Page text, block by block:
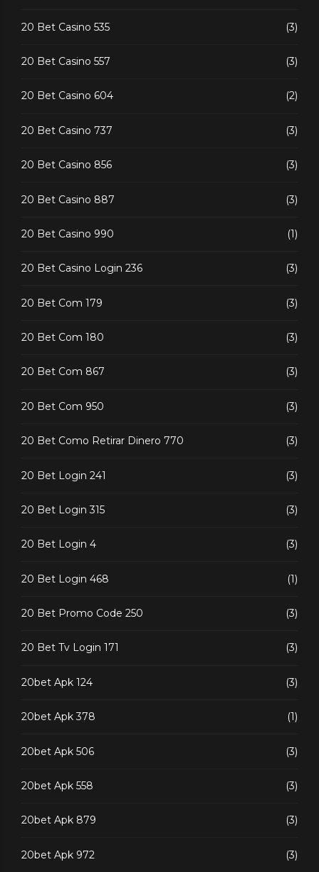
20 Bet Casino 535 (3)
20 Bet Casino 557 (3)
20 Bet Casino 604 (2)
20 Bet Casino 737 (3)
20 Bet Casino 856 (3)
20 Bet Casino 887 (3)
20 Bet Casino 990 (1)
20 Bet Casino Login 236 (3)
20 Bet Com 179 (3)
20 Bet Com 180 (3)
20 Bet Com 867 (3)
20 Bet Com 950 (3)
20 Bet Como Retirar Dinero 770 (3)
20 Bet Login 241 (3)
20 Bet Login 315 (3)
20 Bet Login 4 (3)
20 Bet Login 468 (1)
20 Bet Promo Code 250 (3)
20 Bet Tv Login 171 (3)
20bet Apk 124 (3)
20bet Apk 378 (1)
20bet Apk 506 (3)
20bet Apk 558 (3)
20bet Apk 879 (3)
20bet Apk 972 (3)